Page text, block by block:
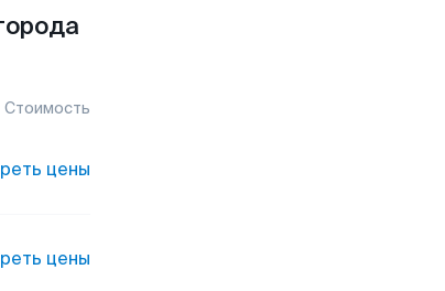
Стоимость
цены
цены